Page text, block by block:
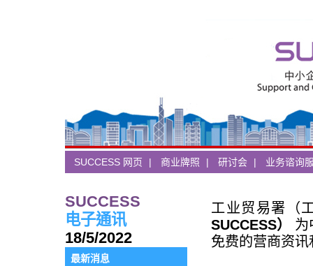
SUCCESS 网页 | 商业牌照 | 研讨会 | 业务谘询
SUCCESS
电子通讯
18/5/2022
最新消息
工业贸易署（
SUCCESS）
为
免费的营商资